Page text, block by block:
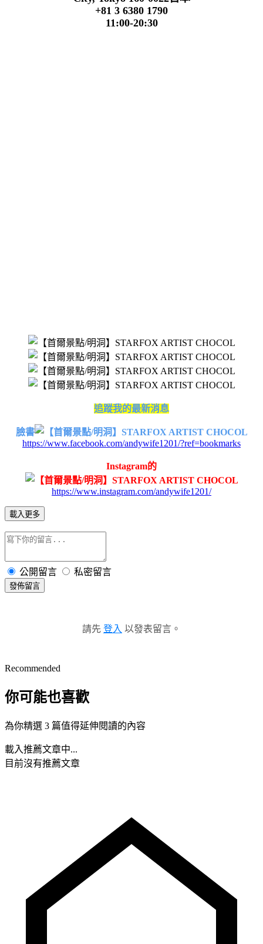
+81 3 6380 1790
11:00-20:30
追蹤我的最新消息
臉書
https://www.facebook.com/andywife1201/?ref=bookmarks
Instagram的
https://www.instagram.com/andywife1201/
載入更多
公開留言 私密留言
發佈留言
請先 登入 以發表留言。
Recommended
你可能也喜歡
為你精選 3 篇值得延伸閱讀的內容
載入推薦文章中...
目前沒有推薦文章